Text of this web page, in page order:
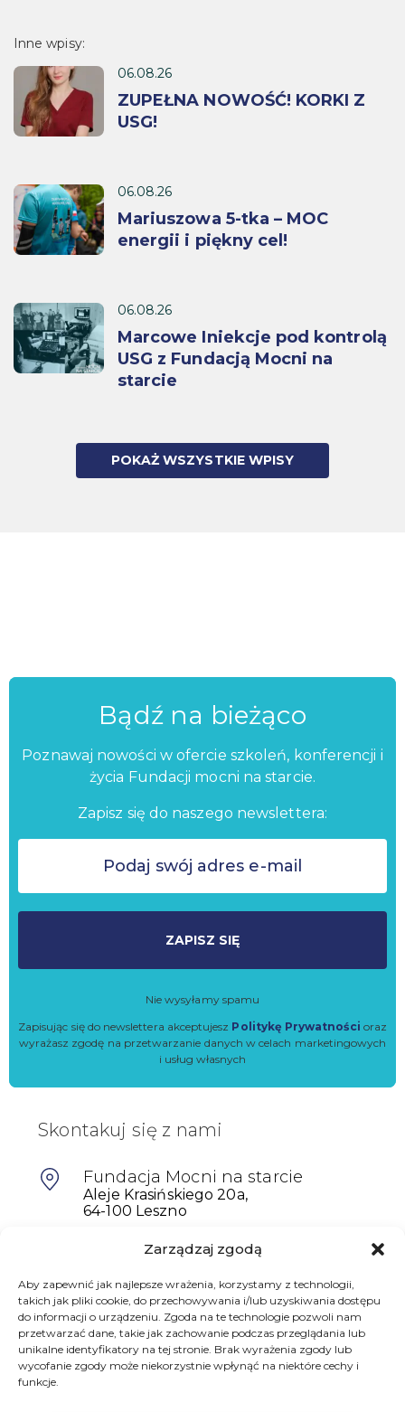
Zarządzaj zgodą
Aby zapewnić jak najlepsze wrażenia, korzystamy z technologii,
takich jak pliki cookie, do przechowywania i/lub uzyskiwania dostępu
do informacji o urządzeniu. Zgoda na te technologie pozwoli nam
przetwarzać dane, takie jak zachowanie podczas przeglądania lub
unikalne identyfikatory na tej stronie. Brak wyrażenia zgody lub
wycofanie zgody może niekorzystnie wpłynąć na niektóre cechy i
funkcje.
Inne wpisy:
06.08.26
ZUPEŁNA NOWOŚĆ! KORKI Z
USG!
06.08.26
Mariuszowa 5-tka – MOC
energii i piękny cel!
06.08.26
Marcowe Iniekcje pod kontrolą
USG z Fundacją Mocni na
starcie
POKAŻ WSZYSTKIE WPISY
Bądź na bieżąco
Poznawaj nowości w ofercie szkoleń, konferencji i
życia Fundacji mocni na starcie.
Zapisz się do naszego newslettera:
ZAPISZ SIĘ
Nie wysyłamy spamu
Zapisując się do newslettera akceptujesz Politykę Prywatności oraz
wyrażasz zgodę na przetwarzanie danych w celach marketingowych
i usług własnych
Skontakuj się z nami
Fundacja Mocni na starcie
Aleje Krasińskiego 20a,
64-100 Leszno
601698402
biuro@mocninastarcie.pl